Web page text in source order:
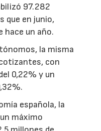
97.282
que en junio,
hace un año.
la misma
con
0,22% y un
española, la
máximo